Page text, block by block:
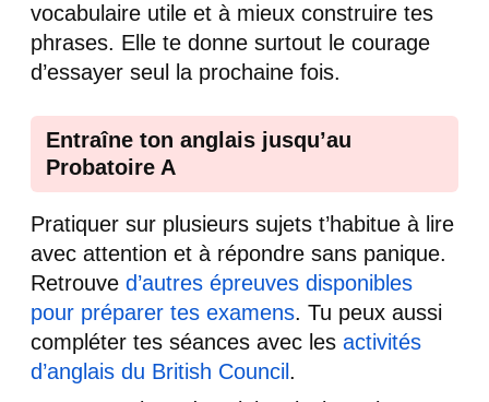
vocabulaire utile et à mieux construire tes
phrases. Elle te donne surtout le courage
d’essayer seul la prochaine fois.
Entraîne ton anglais jusqu’au
Probatoire A
Pratiquer sur plusieurs sujets t’habitue à lire
avec attention et à répondre sans panique.
Retrouve d’autres épreuves disponibles
pour préparer tes examens. Tu peux aussi
compléter tes séances avec les activités
d’anglais du British Council .